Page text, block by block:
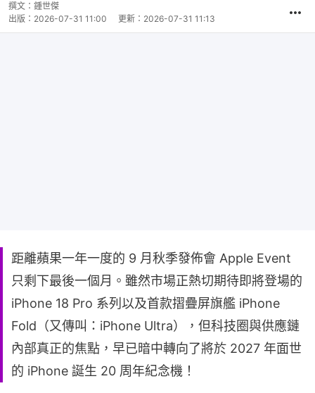
撰文： 鍾世傑
出版： 2026-07-31 11:00 更新： 2026-07-31 11:13
距離蘋果一年一度的 9 月秋季發佈會 Apple Event
只剩下最後一個月。雖然市場正熱切期待即將登場的
iPhone 18 Pro 系列以及首款摺疊屏旗艦 iPhone
Fold（又傳叫：iPhone Ultra），但科技圈與供應鏈
內部真正的焦點，早已暗中轉向了將於 2027 年面世
的 iPhone 誕生 20 周年紀念機！